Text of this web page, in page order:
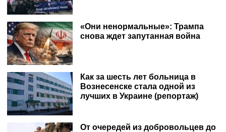
«Они ненормальные»: Трампа
снова ждет запутанная война
Как за шесть лет больница в
Вознесенске стала одной из
лучших в Украине (репортаж)
От очередей из добровольцев до